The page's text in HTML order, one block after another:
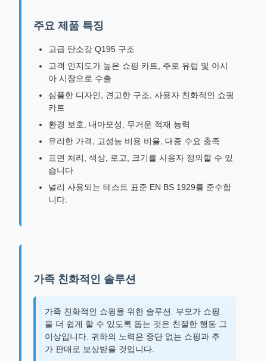
주요 제품 특징
고급 탄소강 Q195 구조
고객 인지도가 높은 쇼핑 카트, 주로 유럽 및 아시
아 시장으로 수출
심플한 디자인, 견고한 구조, 사용자 친화적인 쇼핑
카트
환경 보호, 내마모성, 무거운 적재 능력
유리한 가격, 고성능 비용 비율, 대중 수요 충족
표면 처리, 색상, 로고, 크기를 사용자 정의할 수 있
습니다.
널리 사용되는 테스트 표준 EN BS 1929를 준수합
니다.
가족 친화적인 솔루션
가족 친화적인 쇼핑을 위한 솔루션. 부모가 쇼핑
을 더 쉽게 할 수 있도록 돕는 것은 친절한 행동 그
이상입니다. 귀하의 노력은 중단 없는 쇼핑과 추
가 판매로 보상받을 것입니다.